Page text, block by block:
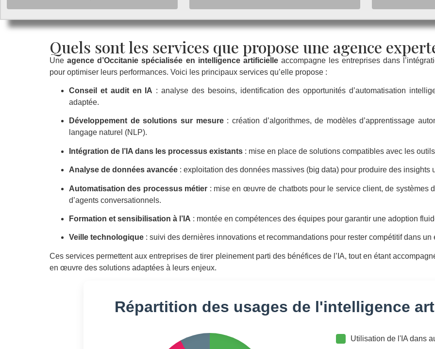
Quels sont les services que propose une agence
Uneagence d’Occitanie spécialisée en intelligence artificielleaccompagne les entreprises dans
pour optimiser leurs performances. Voici les principaux services qu’elle propose :
Conseil et audit en IA : analyse des besoins, identification des opportunités d’automatisation
adaptée.
Développement de solutions sur mesure: création d’algorithmes, de modèles d’apprentissage
langage naturel (NLP).
Intégration de l’IA dans les processus existants : mise en place de solutions compatibles avec les
Analyse de données avancée : exploitation des données massives (big data) pour produire des insights
Automatisation des processus métier : mise en œuvre de chatbots pour le service client, de systèmes
d’agents conversationnels.
Formation et sensibilisation à l’IA : montée en compétences des équipes pour garantir une adoption
Veille technologique : suivi des dernières innovations et recommandations pour rester compétitif dans
Ces services permettent aux entreprises de tirer pleinement parti des bénéfices de l’IA, tout en étant
en œuvre des solutions adaptées à leurs enjeux.
Répartition des usages de l'intelligence
Utilisation de l'IA dans